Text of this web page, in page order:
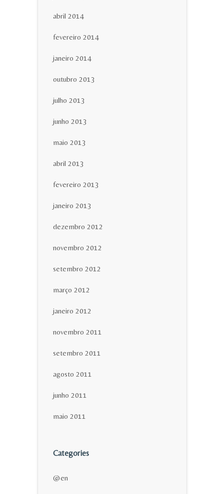
abril 2014
fevereiro 2014
janeiro 2014
outubro 2013
julho 2013
junho 2013
maio 2013
abril 2013
fevereiro 2013
janeiro 2013
dezembro 2012
novembro 2012
setembro 2012
março 2012
janeiro 2012
novembro 2011
setembro 2011
agosto 2011
junho 2011
maio 2011
Categories
@en